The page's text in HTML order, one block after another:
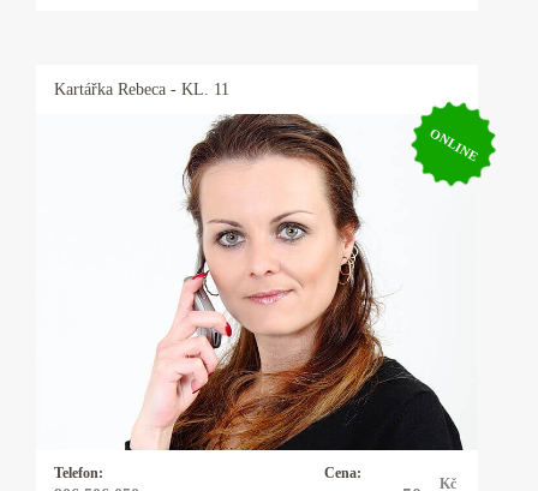
Kartářka Rebeca - KL. 11
ONLINE
Telefon: Cena:
Kč
Kartářka Rebeca
Řešíte vztahy, lásku, peníze, zaměstnání nebo
něco jiného? Mým oblíbeným orákulem jsou
karty - mariášové, tarotové, archandělské,
věštím také z kamenných run, využívám
energie kyvadélka.